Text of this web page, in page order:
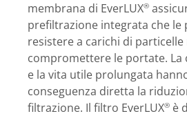
membrana di EverLUX®
prefiltrazione integrata che le
resistere a carichi di particelle
compromettere le portate. La
e la vita utile prolungata
conseguenza diretta la
filtrazione. Il filtro EverLUX® è